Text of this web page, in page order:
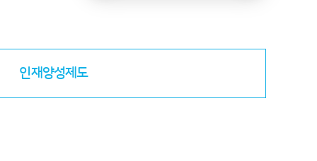
인재양성제도